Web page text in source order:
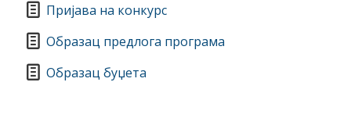
Пријава на конкурс
Образац предлога програма
Образац буџета